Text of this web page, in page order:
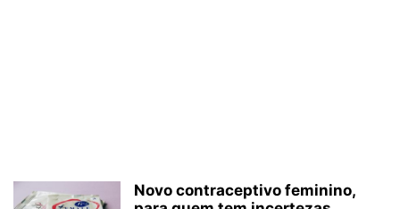
Novo contraceptivo feminino,